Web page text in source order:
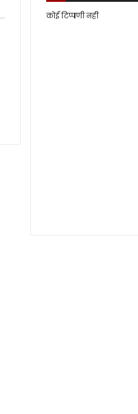
कोई टिप्पणी नहीं